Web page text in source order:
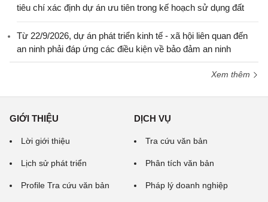
tiêu chí xác định dự án ưu tiên trong kế hoạch sử dụng đất
Từ 22/9/2026, dự án phát triển kinh tế - xã hội liên quan đến
an ninh phải đáp ứng các điều kiện về bảo đảm an ninh
Xem thêm
GIỚI THIỆU
Lời giới thiệu
Lịch sử phát triển
Profile Tra cứu văn bản
DỊCH VỤ
Tra cứu văn bản
Phân tích văn bản
Pháp lý doanh nghiệp